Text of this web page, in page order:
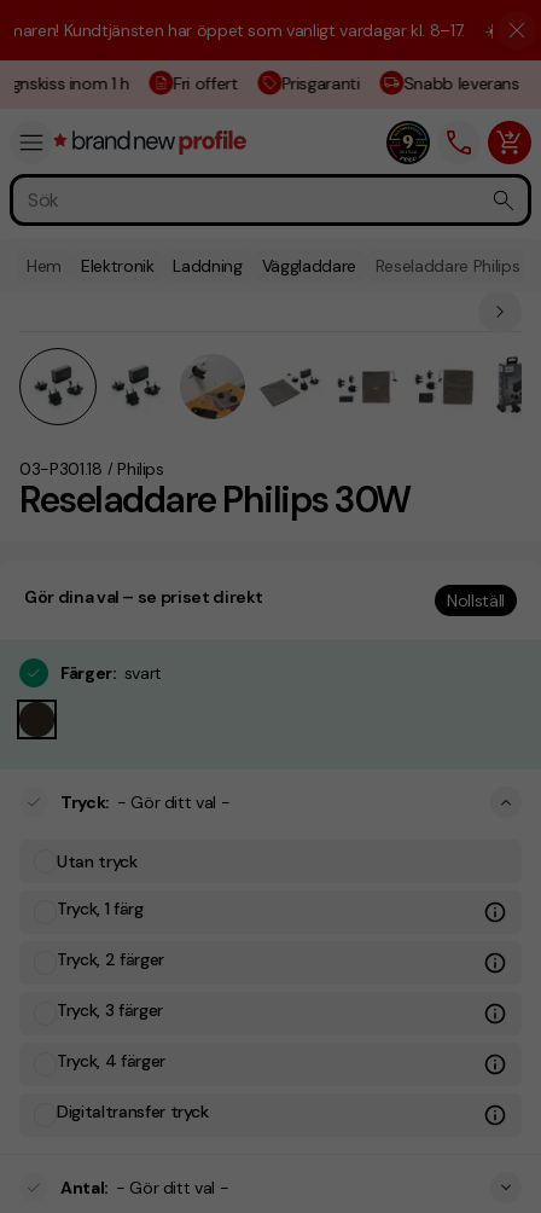
Kundtjänsten har öppet som vanligt vardagar kl. 8–17. ☀️ Vi är
inom 1 h Fri offert Prisgaranti Snabb leverans
Hem Elektronik Laddning Väggladdare Reseladdare Philips
Reseladdare Philips 30W
03-P301.18 / Philips
Gör dina val – se priset direkt Nollställ
Färger: svart
Tryck: - Gör ditt val -
Utan tryck
Tryck, 1 färg
Tryck, 2 färger
Tryck, 3 färger
Tryck, 4 färger
Digitaltransfer tryck
Antal: - Gör ditt val -